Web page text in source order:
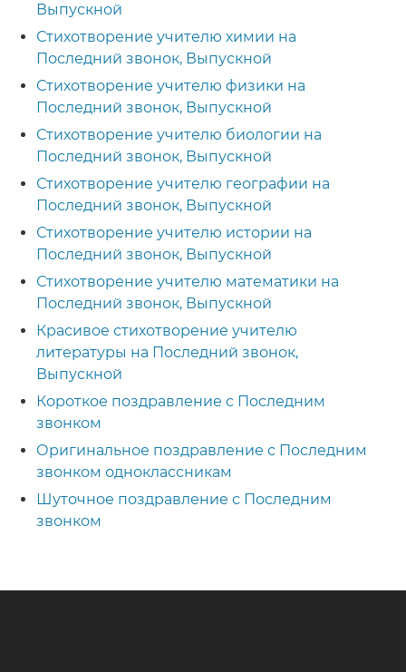
Выпускной
Стихотворение учителю химии на
Последний звонок, Выпускной
Стихотворение учителю физики на
Последний звонок, Выпускной
Стихотворение учителю биологии на
Последний звонок, Выпускной
Стихотворение учителю географии на
Последний звонок, Выпускной
Стихотворение учителю истории на
Последний звонок, Выпускной
Стихотворение учителю математики на
Последний звонок, Выпускной
Красивое стихотворение учителю
литературы на Последний звонок,
Выпускной
Короткое поздравление с Последним
звонком
Оригинальное поздравление с Последним
звонком одноклассникам
Шуточное поздравление с Последним
звонком